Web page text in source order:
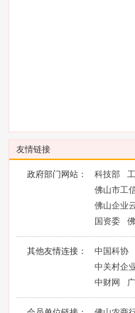
友情链接
政府部门网站： 科技部
佛山市工
佛山企业
国资委
其他友情连接： 中国科协
中关村企
中财网